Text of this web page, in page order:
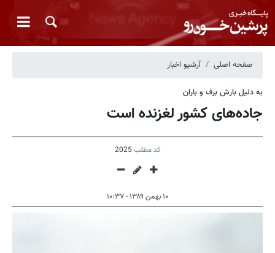
صفحه اصلی آرشیو اخبار
به دلیل بارش برف و باران
جاده‌های کشور لغزنده است
کد مطلب2025
۱۰ بهمن ۱۳۸۹ - ۱۰:۳۷